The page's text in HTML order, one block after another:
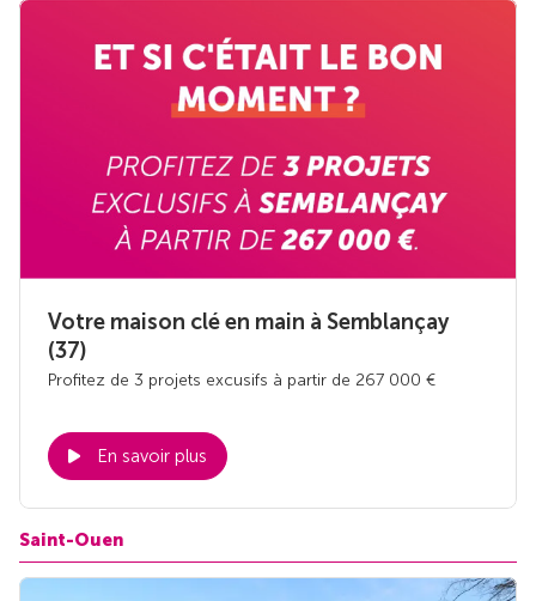
Votre maison clé en main à Semblançay
(37)
Profitez de 3 projets excusifs à partir de 267 000 €
En savoir plus
Saint-Ouen